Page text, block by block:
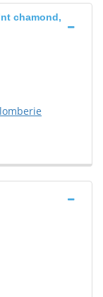
chamond,